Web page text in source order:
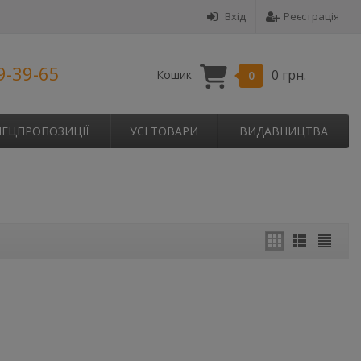
Вхід Реєстрація
39-65 Кошик 0 0 грн.
УСІ ТОВАРИ ВИДАВНИЦТВА